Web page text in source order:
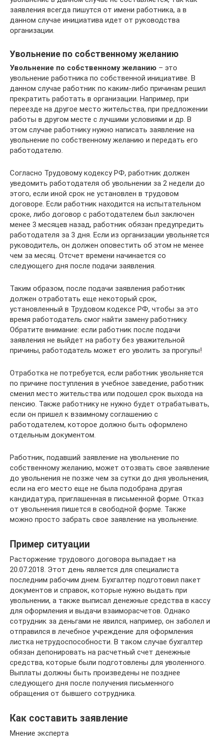
заявления всегда пишутся от имени работника, а в
данном случае инициатива идет от руководства
организации.
Увольнение по собственному желанию
Увольнение по собственному желанию – это
увольнение работника по собственной инициативе. В
данном случае работник по каким-либо причинам решил
прекратить работать в организации. Например, при
переезде на другое место жительства, при предложении
работы в другом месте с лучшими условиями и др. В
этом случае работнику нужно написать заявление на
увольнение по собственному желанию и передать его
работодателю.
Согласно Трудовому кодексу РФ, работник должен
уведомить работодателя об увольнении за 2 недели до
этого, если иной срок не установлен в трудовом
договоре. Если работник находится на испытательном
сроке, либо договор с работодателем был заключен
менее 3 месяцев назад, работник обязан предупредить
работодателя за 3 дня. Если из организации увольняется
руководитель, он должен оповестить об этом не менее
чем за месяц. Отсчет времени начинается со
следующего дня после подачи заявления.
Таким образом, после подачи заявления работник
должен отработать еще некоторый срок,
установленный в Трудовом кодексе РФ, чтобы за это
время работодатель смог найти замену работнику.
Обратите внимание: если работник после подачи
заявления не выйдет на работу без уважительной
причины, работодатель может его уволить за прогулы!
Отработка не потребуется, если работник увольняется
по причине поступления в учебное заведение, работник
сменил место жительства или подошел срок выхода на
пенсию. Также работнику не нужно будет отрабатывать,
если он пришел к взаимному соглашению с
работодателем, которое должно быть оформлено
отдельным документом.
Работник, подавший заявление на увольнение по
собственному желанию, может отозвать свое заявление
до увольнения не позже чем за сутки до дня увольнения,
если на его место еще не была подобрана другая
кандидатура, приглашенная в письменной форме. Отказ
от увольнения пишется в свободной форме. Также
можно просто забрать свое заявление на увольнение.
Пример ситуации
Расторжение трудового договора выпадает на
20.07.2018. Этот день является для специалиста
последним рабочим днем. Бухгалтер подготовил пакет
документов и справок, которые нужно выдать при
увольнении, а также выписал денежные средства в кассу
для оформления и выдачи взаиморасчетов. Однако
сотрудник за деньгами не явился, например, он заболел и
отправился в лечебное учреждение для оформления
листка нетрудоспособности. В таком случае бухгалтер
обязан депонировать на расчетный счет денежные
средства, которые были подготовлены для уволенного.
Выплаты должны быть произведены не позднее
следующего дня после получения письменного
обращения от бывшего сотрудника.
Как составить заявление
Мнение эксперта